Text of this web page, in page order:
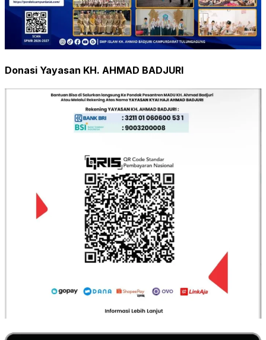
Donasi Yayasan KH. AHMAD BADJURI